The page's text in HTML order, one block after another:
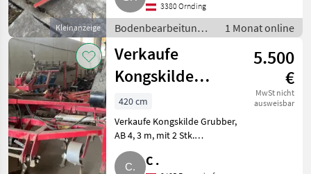
Kleinanzeige
Die Saatbettkombination ist mit
einem Crushboard (
3380 Ornding
Bodenbearbeitung /
Eggen
1 Monat online
Verkaufe
Kongskilde
Grubber
5.500
€
MwSt nicht
ausweisbar
420 cm
Verkaufe Kongskilde Grubber,
AB 4, 3 m, mit 2 Stk.
Stützrädern, Spatenkrümmler
und Walze. Benötigt etwas
C .